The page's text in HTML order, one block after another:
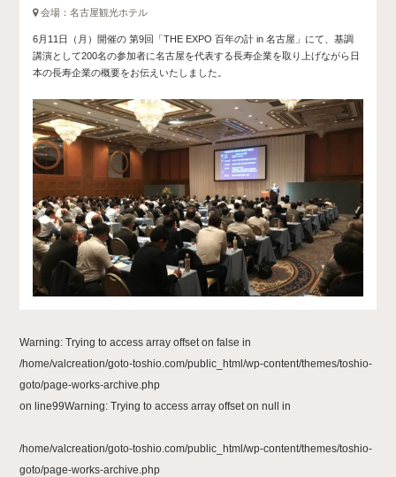
会場：名古屋観光ホテル
6月11日（月）開催の 第9回「THE EXPO 百年の計 in 名古屋」にて、基調
講演として200名の参加者に名古屋を代表する長寿企業を取り上げながら日
本の長寿企業の概要をお伝えいたしました。
Warning: Trying to access array offset on false in
/home/valcreation/goto-toshio.com/public_html/wp-content/themes/toshio-
goto/page-works-archive.php
on line99Warning: Trying to access array offset on null in
/home/valcreation/goto-toshio.com/public_html/wp-content/themes/toshio-
goto/page-works-archive.php